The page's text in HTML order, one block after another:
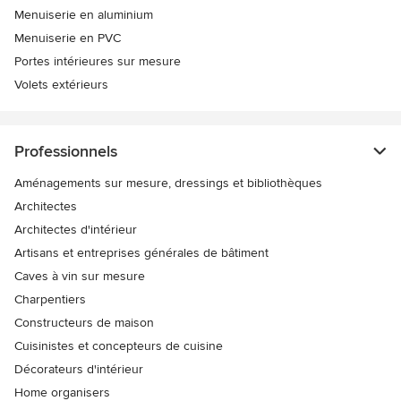
Menuiserie en aluminium
Menuiserie en PVC
Portes intérieures sur mesure
Volets extérieurs
Professionnels
Aménagements sur mesure, dressings et bibliothèques
Architectes
Architectes d'intérieur
Artisans et entreprises générales de bâtiment
Caves à vin sur mesure
Charpentiers
Constructeurs de maison
Cuisinistes et concepteurs de cuisine
Décorateurs d'intérieur
Home organisers